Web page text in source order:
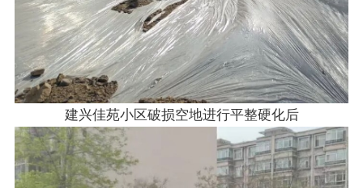
建兴佳苑小区破损空地进行平整硬化后